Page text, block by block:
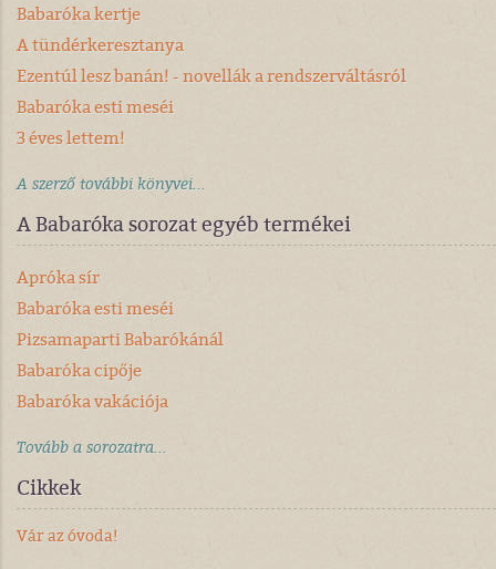
Babaróka kertje
A tündérkeresztanya
Ezentúl lesz banán! - novellák a rendszerváltásról
Babaróka esti meséi
3 éves lettem!
A szerző további könyvei...
A Babaróka sorozat egyéb termékei
Apróka sír
Babaróka esti meséi
Pizsamaparti Babarókánál
Babaróka cipője
Babaróka vakációja
Tovább a sorozatra...
Cikkek
Vár az óvoda!